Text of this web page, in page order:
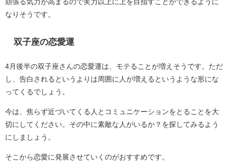
頑張る気力が高まるので実力以上に上を目指すことができるように
なりそうです。
双子座の恋愛運
4月後半の双子座さんの恋愛運は、モテることが増えそうです。ただ
し、告白されるというよりは周囲に人が増えるというような形にな
ってくるでしょう。
今は、焦らず近づいてくる人とコミュニケーションをとることを大
切にしてください。その中に素敵な人がいるか？を探してみるよう
にしましょう。
そこから恋愛に発展させていくのがおすすめです。